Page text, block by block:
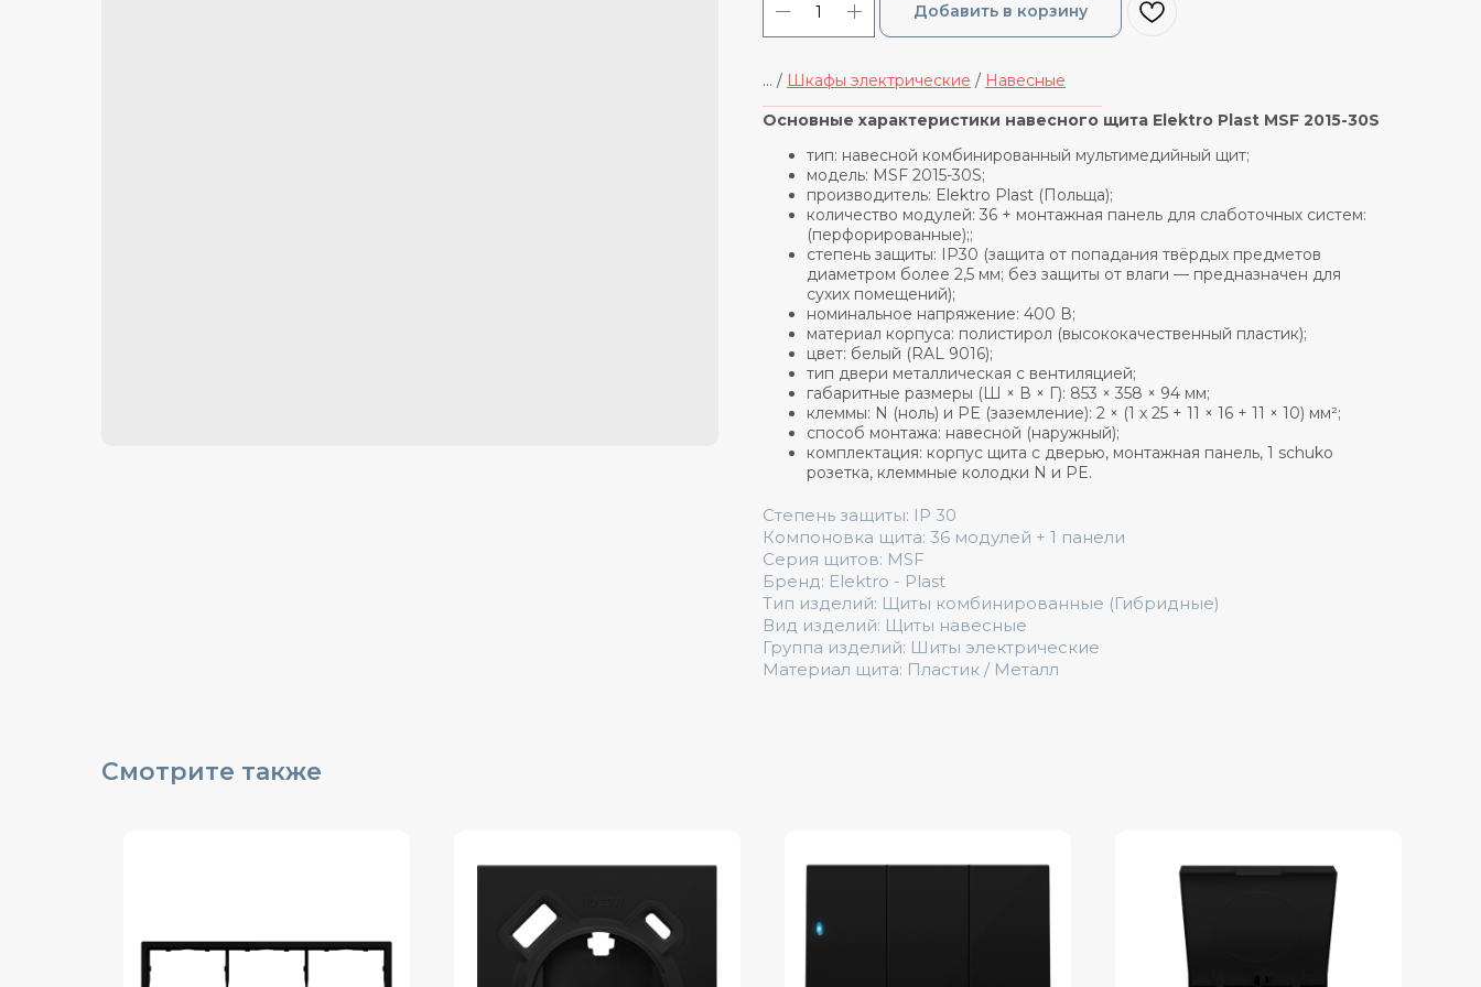
Добавить в корзину
... / Шкафы электрические / Навесные
Основные характеристики навесного щита Elektro Plast MSF 2015-30S
тип: навесной комбинированный мультимедийный щит;
модель: MSF 2015-30S;
производитель: Elektro Plast (Польща);
количество модулей: 36 + монтажная панель для слаботочных систем:
(перфорированные);;
степень защиты: IP30 (защита от попадания твёрдых предметов
диаметром более 2,5 мм; без защиты от влаги — предназначен для
сухих помещений);
номинальное напряжение: 400 В;
материал корпуса: полистирол (высококачественный пластик);
цвет: белый (RAL 9016);
тип двери металлическая c вентиляцией;
габаритные размеры (Ш × В × Г): 853 × 358 × 94 мм;
клеммы: N (ноль) и PE (заземление): 2 × (1 x 25 + 11 × 16 + 11 × 10) мм²;
способ монтажа: навесной (наружный);
комплектация: корпус щита с дверью, монтажная панель, 1 schuko
розетка, клеммные колодки N и PE.
Степень защиты: IP 30
Компоновка щита: 36 модулей + 1 панели
Серия щитов: MSF
Бренд: Elektro - Plast
Тип изделий: Щиты комбинированные (Гибридные)
Вид изделий: Щиты навесные
Группа изделий: Шиты электрические
Материал щита: Пластик / Металл
Смотрите также